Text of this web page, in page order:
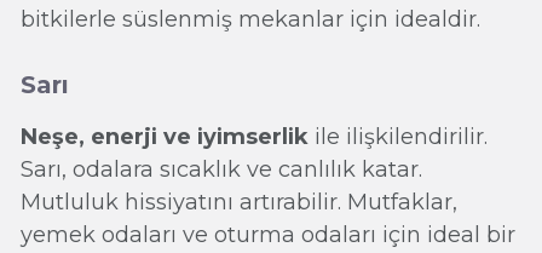
bitkilerle süslenmiş mekanlar için idealdir.
Sarı
Neşe, enerji ve iyimserlik ile ilişkilendirilir.
Sarı, odalara sıcaklık ve canlılık katar.
Mutluluk hissiyatını artırabilir. Mutfaklar,
yemek odaları ve oturma odaları için ideal bir